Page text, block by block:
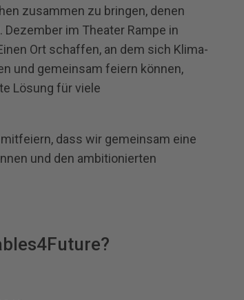
zusammen zu bringen, denen
im Theater Rampe in
Ort schaffen, an dem sich Klima-
und gemeinsam feiern können,
Lösung für viele
dass wir gemeinsam eine
und den ambitionierten